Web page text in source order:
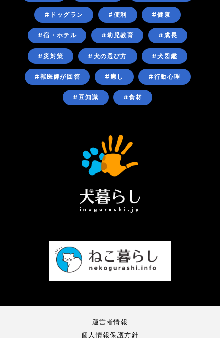
#ドッグラン #便利 #健康
#宿・ホテル #幼児教育 #成長
#災対策 #犬の選び方 #犬図鑑
#獣医師が回答 #癒し #行動心理
#豆知識 #食材
運営者情報
個人情報保護方針